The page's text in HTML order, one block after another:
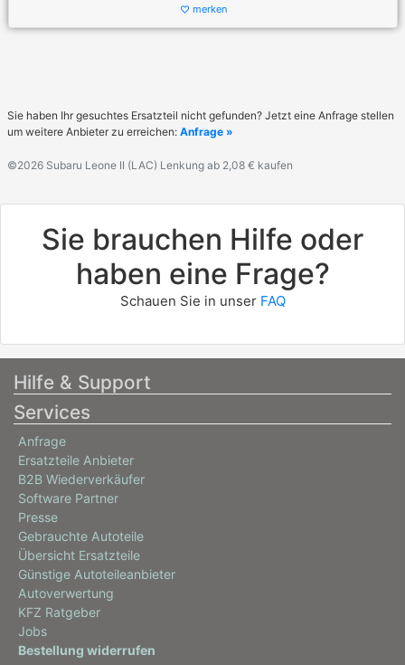
favorite_border merken
Sie haben Ihr gesuchtes Ersatzteil nicht gefunden? Jetzt eine Anfrage stellen
um weitere Anbieter zu erreichen: Anfrage »
©2026 Subaru Leone II (LAC) Lenkung ab 2,08 € kaufen
Sie brauchen Hilfe oder
haben eine Frage?
Schauen Sie in unser FAQ
Hilfe & Support
Services
Anfrage
Ersatzteile Anbieter
B2B Wiederverkäufer
Software Partner
Presse
Gebrauchte Autoteile
Übersicht Ersatzteile
Günstige Autoteileanbieter
Autoverwertung
KFZ Ratgeber
Jobs
Bestellung widerrufen